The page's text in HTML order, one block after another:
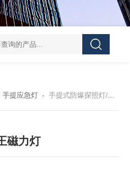
灯FW6116、移动式应急灯现货
手提应急灯- 手提式防爆探照灯/海洋王磁力灯
磁力灯